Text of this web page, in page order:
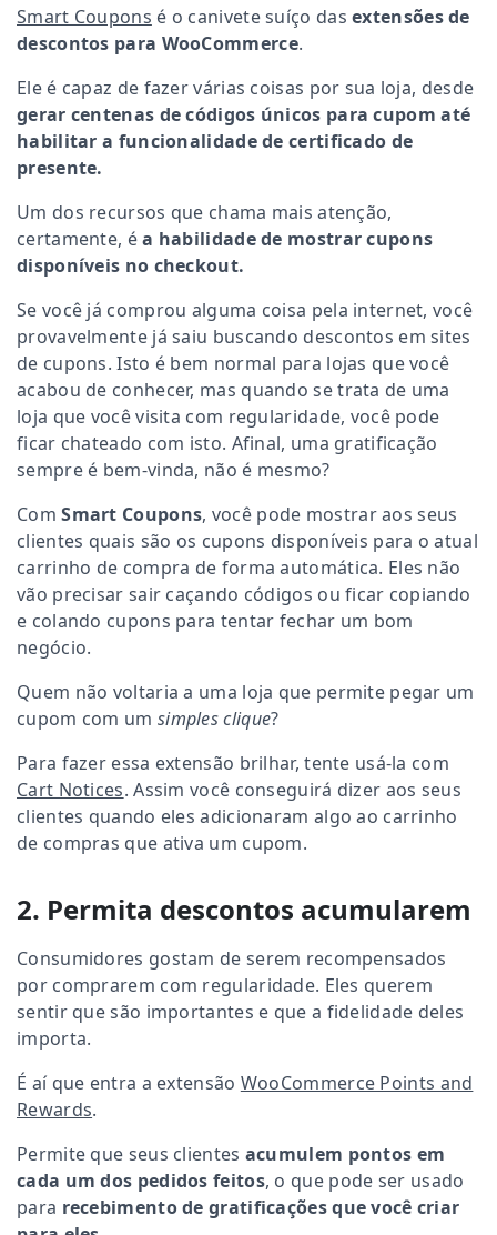
Smart Coupons é o canivete suíço dasextensões de
descontos para WooCommerce.
Ele é capaz de fazer várias coisas por sua loja, desde
gerar centenas de códigos únicos para cupom até
habilitar a funcionalidade de certificado de
presente.
Um dos recursos que chama mais atenção,
certamente, éa habilidade de mostrar cupons
disponíveis no checkout.
Se você já comprou alguma coisa pela internet, você
provavelmente já saiu buscando descontos em sites
de cupons. Isto é bem normal para lojas que você
acabou de conhecer, mas quando se trata de uma
loja que você visita com regularidade, você pode
ficar chateado com isto. Afinal, uma gratificação
sempre é bem-vinda, não é mesmo?
ComSmart Coupons, você pode mostrar aos seus
clientes quais são os cupons disponíveis para o atual
carrinho de compra de forma automática. Eles não
vão precisar sair caçando códigos ou ficar copiando
e colando cupons para tentar fechar um bom
negócio.
Quem não voltaria a uma loja que permite pegar um
cupom com um simples clique?
Para fazer essa extensão brilhar, tente usá-la com
Cart Notices. Assim você conseguirá dizer aos seus
clientes quando eles adicionaram algo ao carrinho
de compras que ativa um cupom.
2. Permita descontos acumularem
Consumidores gostam de serem recompensados
por comprarem com regularidade. Eles querem
sentir que são importantes e que a fidelidade deles
importa.
É aí que entra a extensão WooCommerce Points and
Rewards.
Permite que seus clientes acumulem pontos em
cada um dos pedidos feitos, o que pode ser usado
para recebimento de gratificações que você criar